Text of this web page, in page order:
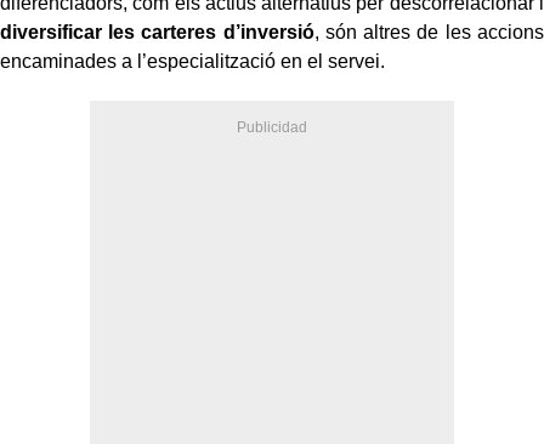
diversificar les carteres d’inversió, són altres de les accions
encaminades a l’especialització en el servei.